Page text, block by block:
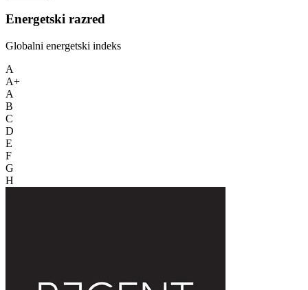
Energetski razred
Globalni energetski indeks
A
A+
A
B
C
D
E
F
G
H